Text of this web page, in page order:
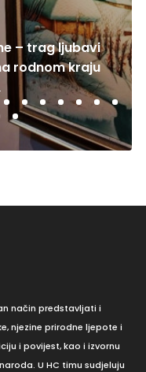
– trag ljubavi
rodnom kraju
način predstavljati i
njezine prirodne ljepote i
i povijest, kao i izvornu
U HC timu sudjeluju